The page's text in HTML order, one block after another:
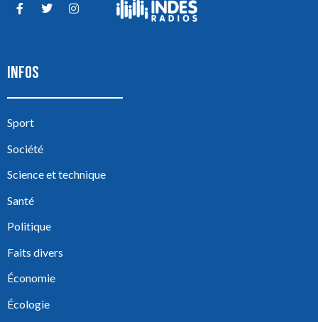
INFOS
Sport
Société
Science et technique
Santé
Politique
Faits divers
Économie
Écologie